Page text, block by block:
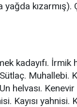
yağda
kadayıfı. İrmik
Muhallebi.
helvası.
Kayısı